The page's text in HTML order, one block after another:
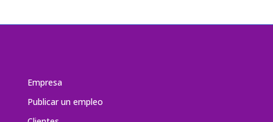
Empresa
Publicar un empleo